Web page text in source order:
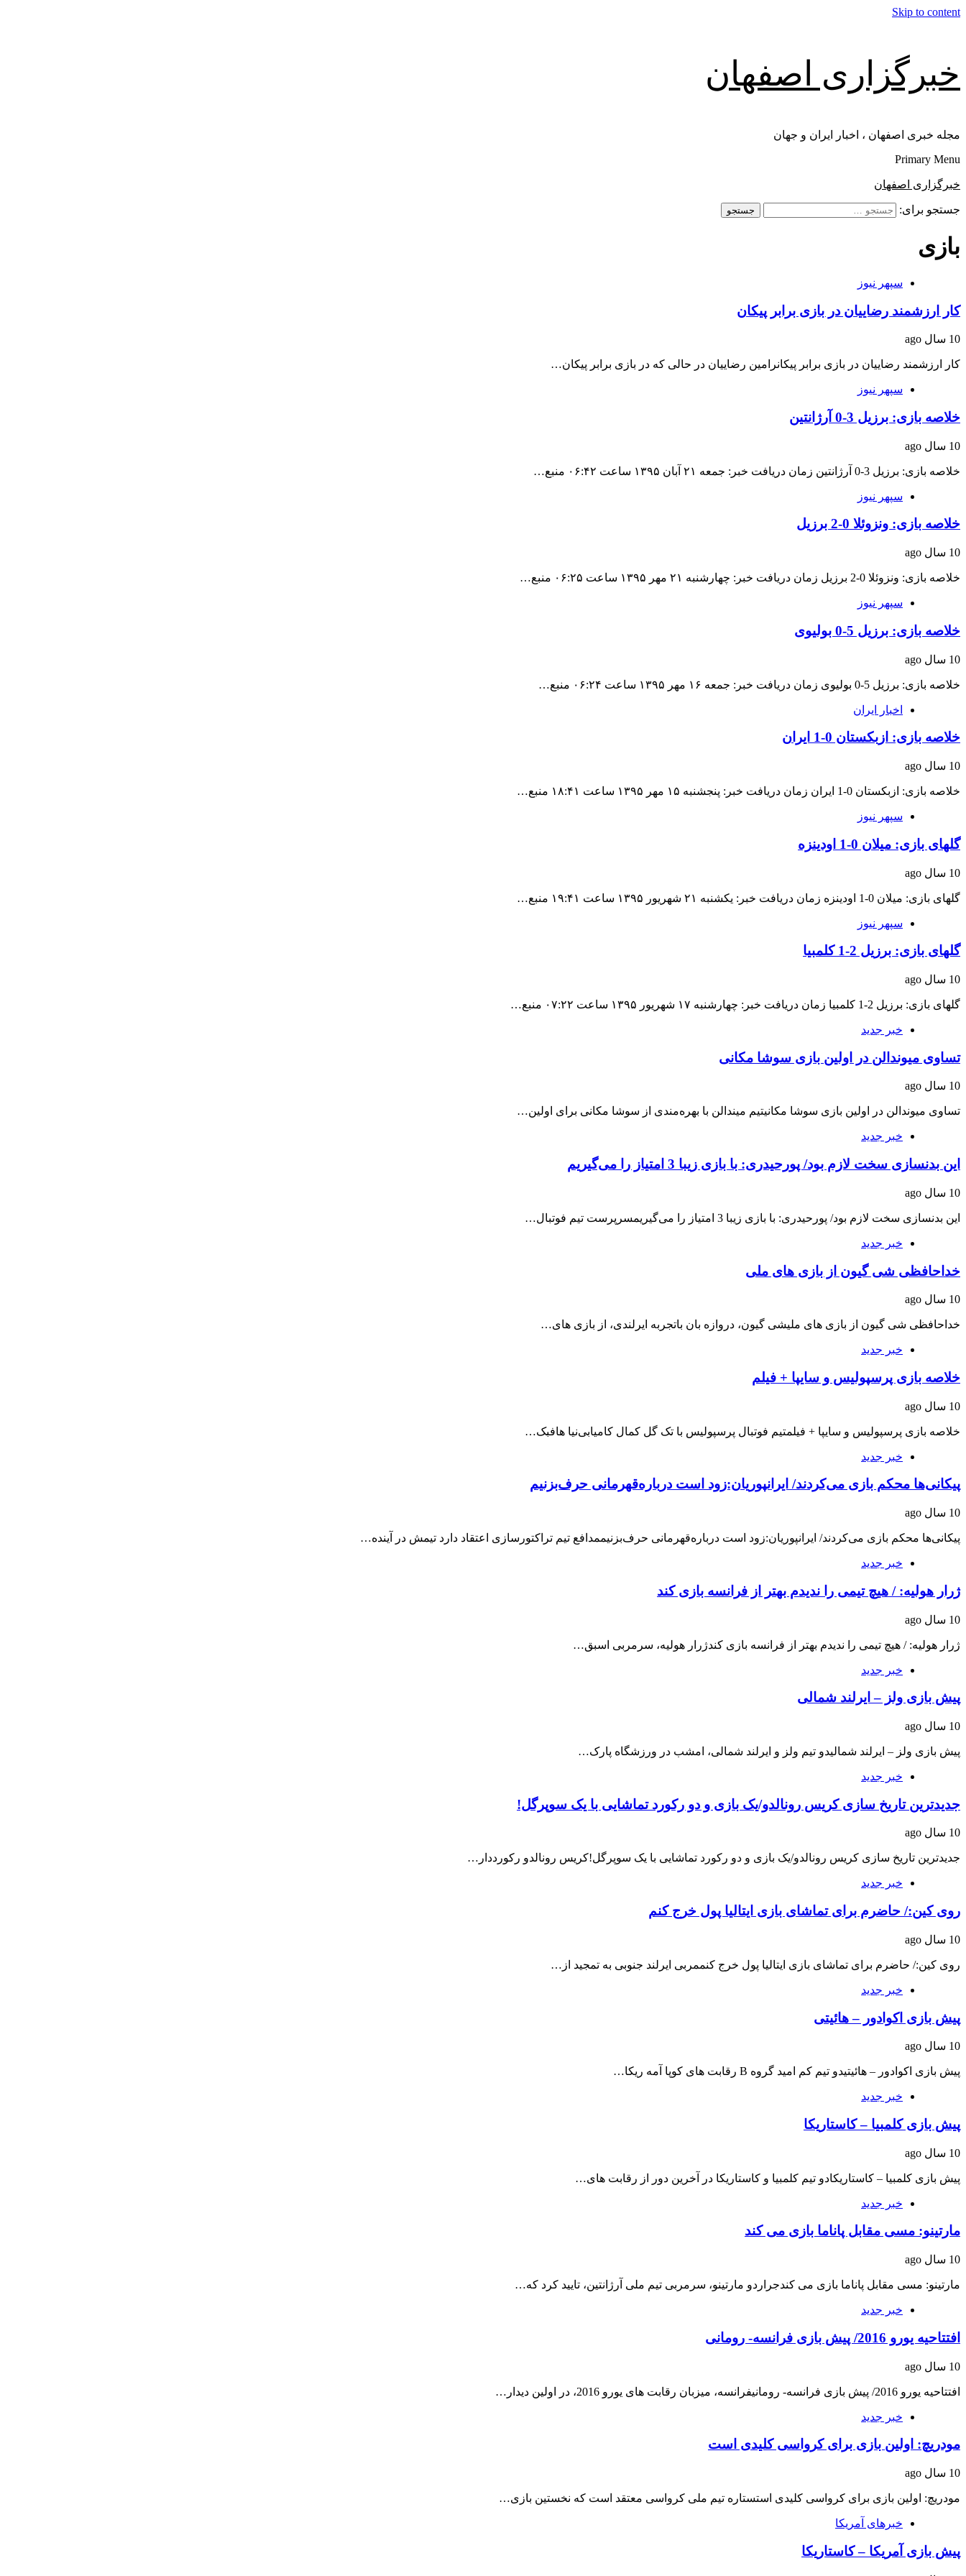
Skip to content
خبرگزاری اصفهان
مجله خبری اصفهان ، اخبار ایران و جهان
Primary Menu
خبرگزاری اصفهان
جستجو برای:
بازی
سپهر نیوز
کار ارزشمند رضاییان در بازی برابر پیکان
10 سال ago
کار ارزشمند رضاییان در بازی برابر پیکانرامین رضاییان در حالی که در بازی برابر پیکان…
سپهر نیوز
خلاصه بازی: برزیل 3-0 آرژانتین
10 سال ago
خلاصه بازی: برزیل 3-0 آرژانتین زمان دریافت خبر: جمعه ۲۱ آبان ۱۳۹۵ ساعت ۰۶:۴۲ منبع…
سپهر نیوز
خلاصه بازی: ونزوئلا 0-2 برزیل
10 سال ago
خلاصه بازی: ونزوئلا 0-2 برزیل زمان دریافت خبر: چهارشنبه ۲۱ مهر ۱۳۹۵ ساعت ۰۶:۲۵ منبع…
سپهر نیوز
خلاصه بازی: برزیل 5-0 بولیوی
10 سال ago
خلاصه بازی: برزیل 5-0 بولیوی زمان دریافت خبر: جمعه ۱۶ مهر ۱۳۹۵ ساعت ۰۶:۲۴ منبع…
اخبار ایران
خلاصه بازی: ازبکستان 0-1 ایران
10 سال ago
خلاصه بازی: ازبکستان 0-1 ایران زمان دریافت خبر: پنجشنبه ۱۵ مهر ۱۳۹۵ ساعت ۱۸:۴۱ منبع…
سپهر نیوز
گلهای بازی: میلان 0-1 اودینزه
10 سال ago
گلهای بازی: میلان 0-1 اودینزه زمان دریافت خبر: یکشنبه ۲۱ شهریور ۱۳۹۵ ساعت ۱۹:۴۱ منبع…
سپهر نیوز
گلهای بازی: برزیل 2-1 کلمبیا
10 سال ago
گلهای بازی: برزیل 2-1 کلمبیا زمان دریافت خبر: چهارشنبه ۱۷ شهریور ۱۳۹۵ ساعت ۰۷:۲۲ منبع…
خبر جدید
تساوی میوندالن در اولین بازی سوشا مکانی
10 سال ago
تساوی میوندالن در اولین بازی سوشا مکانیتیم میندالن با بهره‌مندی از سوشا مکانی برای اولین…
خبر جدید
این بدنسازی سخت لازم بود/ پورحیدری: با بازی زیبا 3 امتیاز را می‌گیریم
10 سال ago
این بدنسازی سخت لازم بود/ پورحیدری: با بازی زیبا 3 امتیاز را می‌گیریمسرپرست تیم فوتبال…
خبر جدید
خداحافظی شی گیون از بازی های ملی
10 سال ago
خداحافظی شی گیون از بازی های ملیشی گیون، دروازه بان باتجربه ایرلندی، از بازی های…
خبر جدید
خلاصه بازی پرسپولیس و سایپا + فیلم
10 سال ago
خلاصه بازی پرسپولیس و سایپا + فیلمتیم فوتبال پرسپولیس با تک گل کمال کامیابی‌نیا هافبک…
خبر جدید
پیکانی‌ها محکم بازی می‌کردند/ ایرانپوریان:زود است درباره‌قهرمانی حرف‌بزنیم
10 سال ago
پیکانی‌ها محکم بازی می‌کردند/ ایرانپوریان:زود است درباره‌قهرمانی حرف‌بزنیممدافع تیم تراکتورسازی اعتقاد دارد تیمش در آینده…
خبر جدید
ژرار هولیه: / هیچ تیمی را ندیدم بهتر از فرانسه بازی کند
10 سال ago
ژرار هولیه: / هیچ تیمی را ندیدم بهتر از فرانسه بازی کندژرار هولیه، سرمربی اسبق…
خبر جدید
پیش بازی ولز – ایرلند شمالی
10 سال ago
پیش بازی ولز – ایرلند شمالیدو تیم ولز و ایرلند شمالی، امشب در ورزشگاه پارک…
خبر جدید
جدیدترین تاریخ سازی کریس رونالدو/یک بازی و دو رکورد تماشایی با یک سوپرگل!
10 سال ago
جدیدترین تاریخ سازی کریس رونالدو/یک بازی و دو رکورد تماشایی با یک سوپرگل!کریس رونالدو رکورددار…
خبر جدید
روی کین:/ حاضرم برای تماشای بازی ایتالیا پول خرج کنم
10 سال ago
روی کین:/ حاضرم برای تماشای بازی ایتالیا پول خرج کنممربی ایرلند جنوبی به تمجید از…
خبر جدید
پیش بازی اکوادور – هائیتی
10 سال ago
پیش بازی اکوادور – هائیتیدو تیم کم امید گروه B رقابت های کوپا آمه ریکا…
خبر جدید
پیش بازی کلمبیا – کاستاریکا
10 سال ago
پیش بازی کلمبیا – کاستاریکادو تیم کلمبیا و کاستاریکا در آخرین دور از رقابت های…
خبر جدید
مارتینو: مسی مقابل پاناما بازی می کند
10 سال ago
مارتینو: مسی مقابل پاناما بازی می کندجراردو مارتینو، سرمربی تیم ملی آرژانتین، تایید کرد که…
خبر جدید
افتتاحیه یورو 2016‏/ پیش بازی فرانسه- رومانی
10 سال ago
افتتاحیه یورو 2016‏/ پیش بازی فرانسه- رومانیفرانسه، میزبان رقابت های یورو 2016، در اولین دیدار…
خبر جدید
مودریچ: اولین بازی برای کرواسی کلیدی است
10 سال ago
مودریچ: اولین بازی برای کرواسی کلیدی استستاره تیم ملی کرواسی معتقد است که نخستین بازی…
خبرهای آمریکا
پیش بازی آمریکا – کاستاریکا